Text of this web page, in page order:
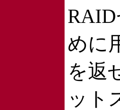
めに
を返
ット